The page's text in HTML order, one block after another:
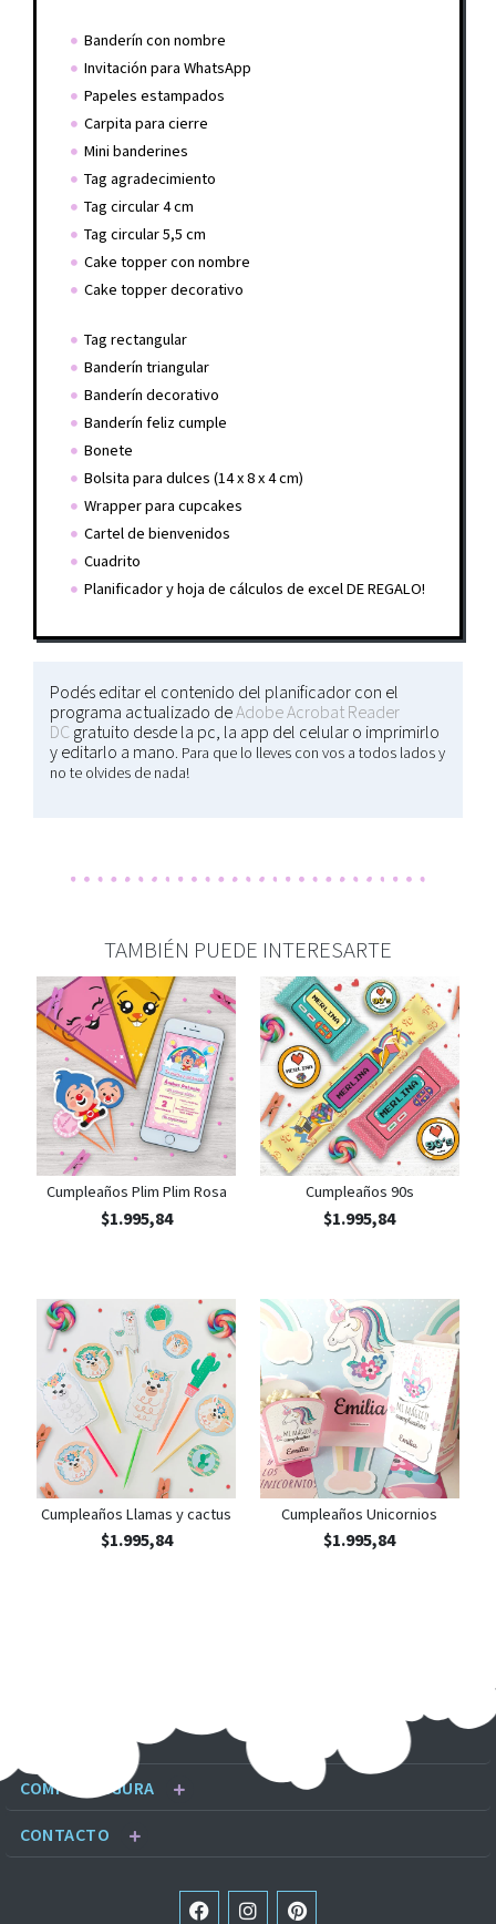
Banderín con nombre
Invitación para WhatsApp
Papeles estampados
Carpita para cierre
Mini banderines
Tag agradecimiento
Tag circular 4 cm
Tag circular 5,5 cm
Cake topper con nombre
Cake topper decorativo
Tag rectangular
Banderín triangular
Banderín decorativo
Banderín feliz cumple
Bonete
Bolsita para dulces (14 x 8 x 4 cm)
Wrapper para cupcakes
Cartel de bienvenidos
Cuadrito
Planificador y hoja de cálculos de excel DE REGALO!
Podés editar el contenido del planificador con el
programa actualizado deAdobe Acrobat Reader
DCgratuito desde la pc, la app del celular o imprimirlo
y editarlo a mano. Para que lo lleves con vos a todos lados y
no te olvides de nada!
TAMBIÉN PUEDE INTERESARTE
Cumpleaños Plim Plim Rosa
$1.995,84
Cumpleaños 90s
$1.995,84
Cumpleaños Llamas y cactus
$1.995,84
Cumpleaños Unicornios
$1.995,84
COMPRA SEGURA
CONTACTO